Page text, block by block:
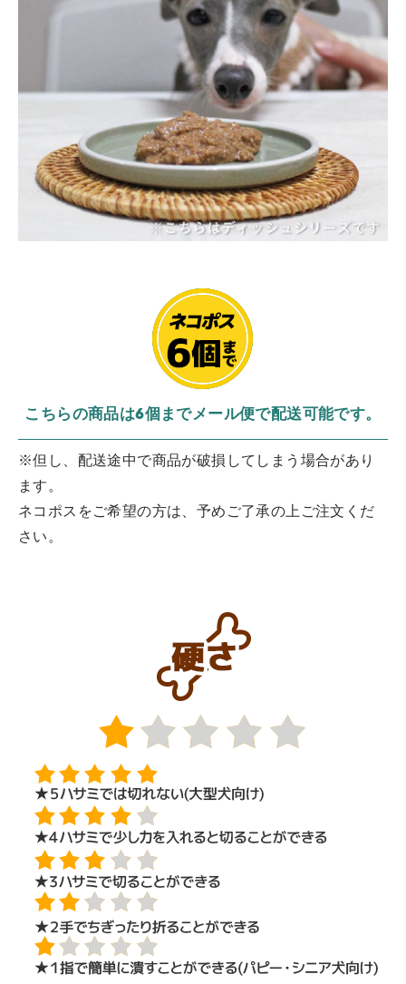
こちらの商品は6個までメール便で配送可能です。
※但し、配送途中で商品が破損してしまう場合があり
ます。
ネコポスをご希望の方は、予めご了承の上ご注文くだ
さい。